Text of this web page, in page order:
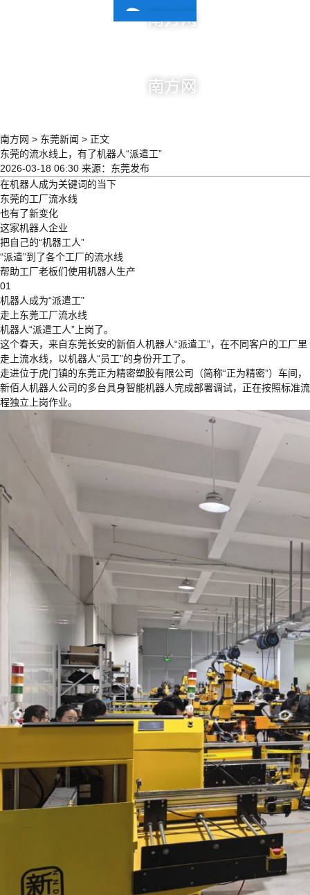
南方网 > 东莞新闻 > 正文
东莞的流水线上，有了机器人“派遣工”
2026-03-18 06:30 来源：东莞发布
在机器人成为关键词的当下
东莞的工厂流水线
也有了新变化
这家机器人企业
把自己的“机器工人”
“派遣”到了各个工厂的流水线
帮助工厂老板们使用机器人生产
01
机器人成为“派遣工”
走上东莞工厂流水线
机器人“派遣工人”上岗了。
这个春天，来自东莞长安的新佰人机器人“派遣工”，在不同客户的工厂里
走上流水线，以机器人“员工”的身份开工了。
走进位于虎门镇的东莞正为精密塑胶有限公司（简称“正为精密”）车间，
新佰人机器人公司的多台具身智能机器人完成部署调试，正在按照标准流
程独立上岗作业。